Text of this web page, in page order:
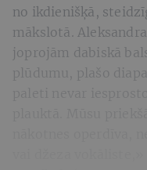
no ikdienišķā,
mākslotā.
joprojām dabiskā
plūdumu, plašo